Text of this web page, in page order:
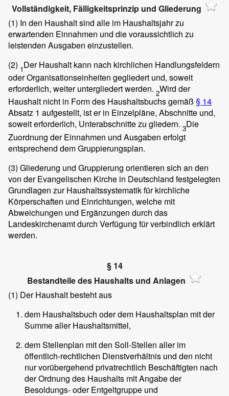
Vollständigkeit, Fälligkeitsprinzip und Gliederung
(1) In den Haushalt sind alle im Haushaltsjahr zu
erwartenden Einnahmen und die voraussichtlich zu
leistenden Ausgaben einzustellen.
(2) 1Der Haushalt kann nach kirchlichen Handlungsfeldern
oder Organisationseinheiten gegliedert und, soweit
erforderlich, weiter untergliedert werden. 2Wird der
Haushalt nicht in Form des Haushaltsbuchs gemäß § 14
Absatz 1 aufgestellt, ist er in Einzelpläne, Abschnitte und,
soweit erforderlich, Unterabschnitte zu gliedern. 3Die
Zuordnung der Einnahmen und Ausgaben erfolgt
entsprechend dem Gruppierungsplan.
(3) Gliederung und Gruppierung orientieren sich an den
von der Evangelischen Kirche in Deutschland festgelegten
Grundlagen zur Haushaltssystematik für kirchliche
Körperschaften und Einrichtungen, welche mit
Abweichungen und Ergänzungen durch das
Landeskirchenamt durch Verfügung für verbindlich erklärt
werden.
§ 14
Bestandteile des Haushalts und Anlagen
(1) Der Haushalt besteht aus
dem Haushaltsbuch oder dem Haushaltsplan mit der
Summe aller Haushaltsmittel,
dem Stellenplan mit den Soll-Stellen aller im
öffentlich-rechtlichen Dienstverhältnis und den nicht
nur vorübergehend privatrechtlich Beschäftigten nach
der Ordnung des Haushalts mit Angabe der
Besoldungs- oder Entgeltgruppe und